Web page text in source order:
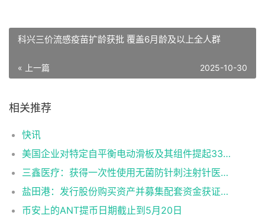
科兴三价流感疫苗扩龄获批 覆盖6月龄及以上全人群
« 上一篇 2025-10-30
相关推荐
快讯
美国企业对特定自平衡电动滑板及其组件提起337调查申请
三鑫医疗：获得一次性使用无菌防针刺注射针医疗器械注册证
盐田港：发行股份购买资产并募集配套资金获证监会同意注册批复
币安上的ANT提币日期截止到5月20日